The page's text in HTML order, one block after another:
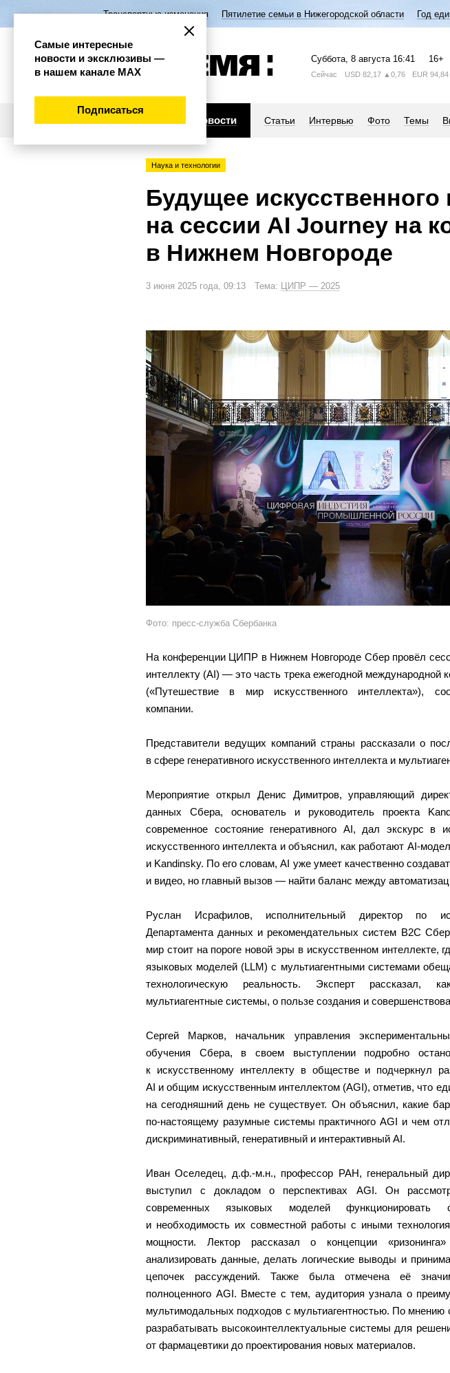
Транспортные изменения Пятилетие семьи в Нижегородской области Год
Суббота, 8 августа 16:41 16+
Сейчас USD 82,17 ▲0,76 EUR 94,84
Новости Статьи Интервью Фото Темы
Наука и технологии
Будущее
на сессии AI Journey на
в Нижнем Новгороде
3 июня 2025 года, 09:13 Тема: ЦИПР — 2025
Фото: пресс-служба Сбербанка
На конференции ЦИПР в Нижнем Новгороде Сбер провёл
интеллекту (AI) — это часть трека ежегодной международной
(«Путешествие в мир искусственного интеллекта»),
компании.
Представители ведущих компаний страны рассказали о
в сфере генеративного искусственного интеллекта и
Мероприятие открыл Денис Димитров, управляющий
данных Сбера, основатель и руководитель проекта
современное состояние генеративного AI, дал экскурс в
искусственного интеллекта и объяснил, как работают AI-
и Kandinsky. По его словам, AI уже умеет качественно
и видео, но главный вызов — найти баланс между
Руслан Исрафилов, исполнительный директор по
Департамента данных и рекомендательных систем В2С
мир стоит на пороге новой эры в искусственном интеллекте,
языковых моделей (LLM) с мультиагентными системами
технологическую реальность. Эксперт рассказал,
мультиагентные системы, о пользе создания и
Сергей Марков, начальник управления
обучения Сбера, в своем выступлении подробно
к искусственному интеллекту в обществе и подчеркнул
AI и общим искусственным интеллектом (AGI), отметив, что
на сегодняшний день не существует. Он объяснил, какие
по-настоящему разумные системы практичного AGI и чем
дискриминативный, генеративный и интерактивный AI.
Иван Оселедец, д.ф.-м.н., профессор РАН, генеральный
выступил с докладом о перспективах AGI. Он
современных языковых моделей функционировать
и необходимость их совместной работы с иными
мощности. Лектор рассказал о концепции
анализировать данные, делать логические выводы и
цепочек рассуждений. Также была отмечена её
полноценного AGI. Вместе с тем, аудитория узнала о
мультимодальных подходов с мультиагентностью. По мнению
разрабатывать высокоинтеллектуальные системы для
от фармацевтики до проектирования новых материалов.
Самые интересные
новости и эксклюзивы —
в нашем канале МАХ
Подписаться